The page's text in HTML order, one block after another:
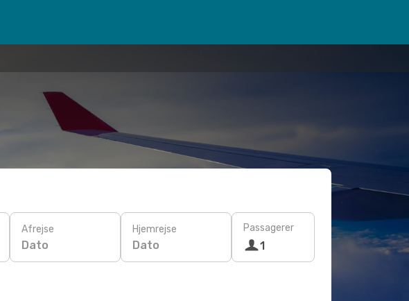
Afrejse
Dato
Hjemrejse
Dato
Passagerer
1